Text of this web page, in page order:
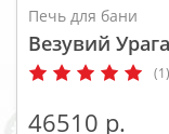
Печь для бани
Везувий
46510